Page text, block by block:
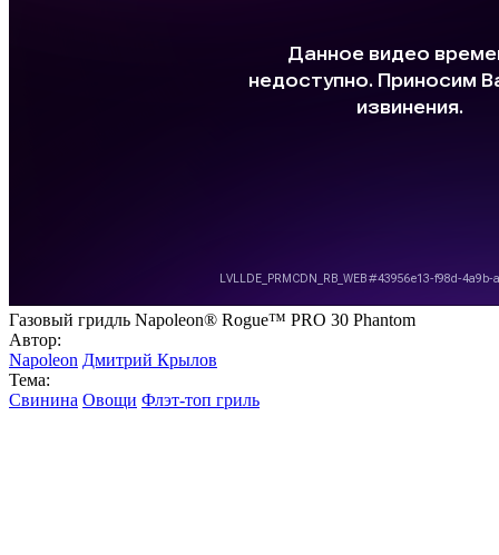
Газовый гридль Napoleon® Rogue™ PRO 30 Phantom
Автор:
Napoleon Дмитрий Крылов
Тема:
Свинина Овощи Флэт-топ гриль